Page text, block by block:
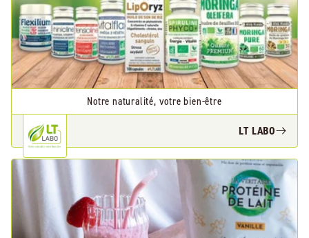
Notre naturalité, votre bien-être
LT LABO